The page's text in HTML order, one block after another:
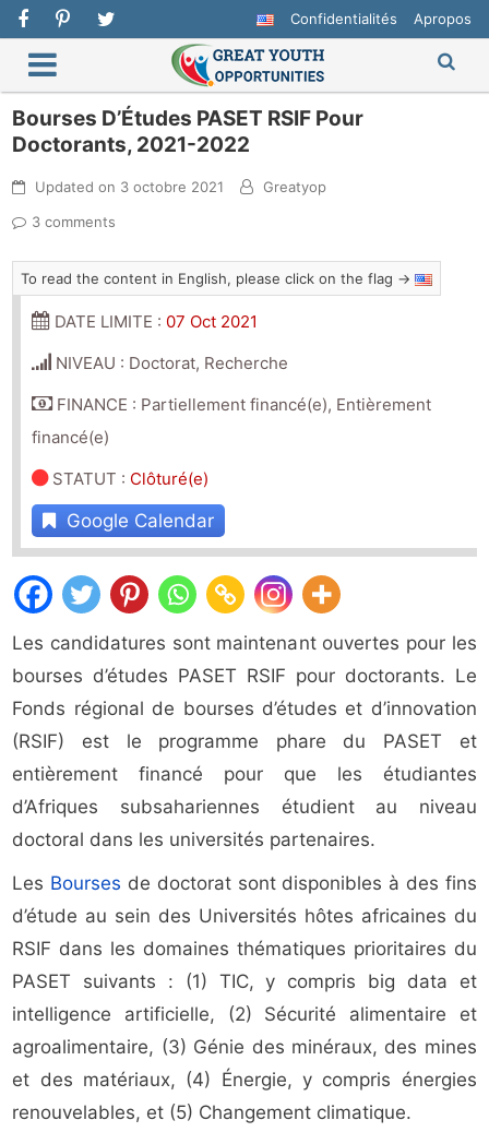
Confidentialités Apropos
Bourses D’Études PASET RSIF Pour
Doctorants, 2021-2022
Updated on 3 octobre 2021
Greatyop
3 comments
To read the content in English, please click on the flag →
DATE LIMITE : 07 Oct 2021
NIVEAU : Doctorat, Recherche
FINANCE : Partiellement financé(e), Entièrement
financé(e)
STATUT : Clôturé(e)
Google Calendar
Les candidatures sont maintenant ouvertes pour les
bourses d’études PASET RSIF pour doctorants. Le
Fonds régional de bourses d’études et d’innovation
(RSIF) est le programme phare du PASET et
entièrement financé pour que les étudiantes
d’Afriques subsahariennes étudient au niveau
doctoral dans les universités partenaires.
Les Bourses de doctorat sont disponibles à des fins
d’étude au sein des Universités hôtes africaines du
RSIF dans les domaines thématiques prioritaires du
PASET suivants : (1) TIC, y compris big data et
intelligence artificielle, (2) Sécurité alimentaire et
agroalimentaire, (3) Génie des minéraux, des mines
et des matériaux, (4) Énergie, y compris énergies
renouvelables, et (5) Changement climatique.